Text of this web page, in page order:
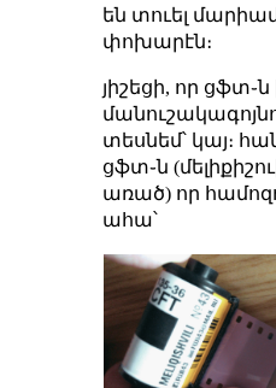
են տուել
փոխարէն։
յիշեցի, որ
տեսնեմ՝ կայ։
ցֆտ֊ն
առած) որ
ահա՝